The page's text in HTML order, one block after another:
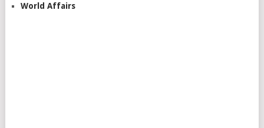
World Affairs